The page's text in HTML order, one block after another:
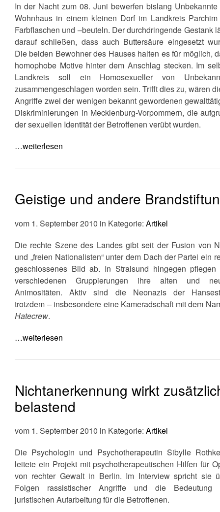
In der Nacht zum 08. Juni bewerfen bislang
Wohnhaus in einem kleinen Dorf im Landkreis Parchim
Farbflaschen und –beuteln. Der durchdringende Gestank
darauf schließen, dass auch Buttersäure eingesetzt
Die beiden Bewohner des Hauses halten es für möglich,
homophobe Motive hinter dem Anschlag stecken. Im
Landkreis soll ein Homosexueller von
zusammengeschlagen worden sein. Trifft dies zu, wären
Angriffe zwei der wenigen bekannt gewordenen
Diskriminierungen in Mecklenburg-Vorpommern, die
der sexuellen Identität der Betroffenen verübt wurden.
…weiterlesen
Geistige und andere
vom 1. September 2010 in Kategorie: Artikel
Die rechte Szene des Landes gibt seit der Fusion von
und „freien Nationalisten“ unter dem Dach der Partei ein
geschlossenes Bild ab. In Stralsund hingegen pflegen
verschiedenen Gruppierungen ihre alten und
Animositäten. Aktiv sind die Neonazis der
trotzdem – insbesondere eine Kameradschaft mit dem
Hatecrew.
…weiterlesen
Nichtanerkennung wirkt
belastend
vom 1. September 2010 in Kategorie: Artikel
Die Psychologin und Psychotherapeutin Sibylle
leitete ein Projekt mit psychotherapeutischen Hilfen für
von rechter Gewalt in Berlin. Im Interview spricht sie
Folgen rassistischer Angriffe und die Bedeutung
juristischen Aufarbeitung für die Betroffenen.